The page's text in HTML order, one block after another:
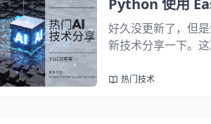
Python 使用
好久没更新了，但
新技术分享一下。
等， EasyOCR 能
热门技术